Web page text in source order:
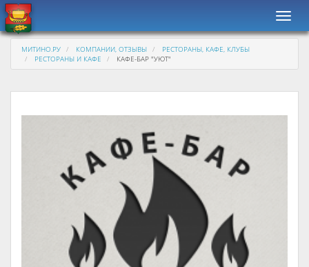
МИТИНО.РУ КОМПАНИИ, ОТЗЫВЫ
РЕСТОРАНЫ, КАФЕ, КЛУБЫ
РЕСТОРАНЫ И КАФЕ
КАФЕ-БАР "УЮТ"